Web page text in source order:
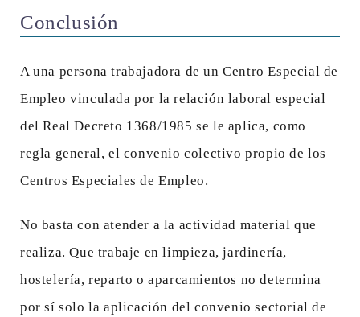
Conclusión
A una persona trabajadora de un Centro Especial de
Empleo vinculada por la relación laboral especial
del Real Decreto 1368/1985 se le aplica, como
regla general, el convenio colectivo propio de los
Centros Especiales de Empleo.
No basta con atender a la actividad material que
realiza. Que trabaje en limpieza, jardinería,
hostelería, reparto o aparcamientos no determina
por sí solo la aplicación del convenio sectorial de